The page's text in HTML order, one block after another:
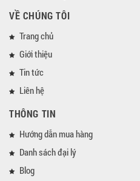
VỀ CHÚNG TÔI
Trang chủ
Giới thiệu
Tin tức
Liên hệ
THÔNG TIN
Hướng dẫn mua hàng
Danh sách đại lý
Blog